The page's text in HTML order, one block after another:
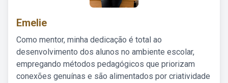
Emelie
Como mentor, minha dedicação é total ao
desenvolvimento dos alunos no ambiente escolar,
empregando métodos pedagógicos que priorizam
conexões genuínas e são alimentados por criatividade